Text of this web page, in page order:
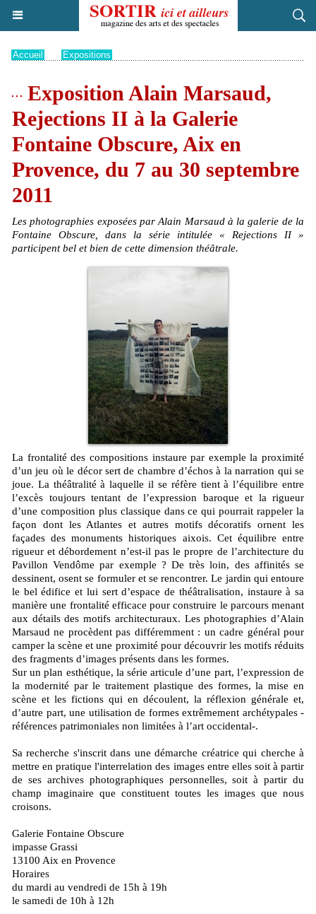
Accueil Expositions
Exposition Alain Marsaud,
Rejections II à la Galerie
Fontaine Obscure, Aix en
Provence, du 7 au 30 septembre
2011
Les photographies exposées par Alain Marsaud à la galerie de la
Fontaine Obscure, dans la série intitulée « Rejections II »
participent bel et bien de cette dimension théâtrale.
La frontalité des compositions instaure par exemple la proximité
d’un jeu où le décor sert de chambre d’échos à la narration qui se
joue. La théâtralité à laquelle il se réfère tient à l’équilibre entre
l’excès toujours tentant de l’expression baroque et la rigueur
d’une composition plus classique dans ce qui pourrait rappeler la
façon dont les Atlantes et autres motifs décoratifs ornent les
façades des monuments historiques aixois. Cet équilibre entre
rigueur et débordement n’est-il pas le propre de l’architecture du
Pavillon Vendôme par exemple ? De très loin, des affinités se
dessinent, osent se formuler et se rencontrer. Le jardin qui entoure
le bel édifice et lui sert d’espace de théâtralisation, instaure à sa
manière une frontalité efficace pour construire le parcours menant
aux détails des motifs architecturaux. Les photographies d’Alain
Marsaud ne procèdent pas différemment : un cadre général pour
camper la scène et une proximité pour découvrir les motifs réduits
des fragments d’images présents dans les formes.
Sur un plan esthétique, la série articule d’une part, l’expression de
la modernité par le traitement plastique des formes, la mise en
scène et les fictions qui en découlent, la réflexion générale et,
d’autre part, une utilisation de formes extrêmement archétypales -
références patrimoniales non limitées à l’art occidental-.
Sa recherche s'inscrit dans une démarche créatrice qui cherche à
mettre en pratique l'interrelation des images entre elles soit à partir
de ses archives photographiques personnelles, soit à partir du
champ imaginaire que constituent toutes les images que nous
croisons.
Galerie Fontaine Obscure
impasse Grassi
13100 Aix en Provence
Horaires
du mardi au vendredi de 15h à 19h
le samedi de 10h à 12h